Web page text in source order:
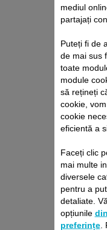
mediul
partajați
Puteți fi de
de mai sus
toate
module
să rețineți
cookie,
cookie
eficientă a
Faceți clic
mai multe
diversele
pentru a
detaliate.
opțiunile
preferințe.